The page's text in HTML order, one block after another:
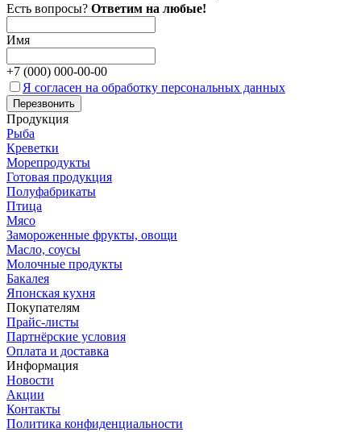
Есть вопросы? Ответим на любые!
Имя
+7 (000) 000-00-00
Я согласен на обработку персональных данных
Продукция
Рыба
Креветки
Морепродукты
Готовая продукция
Полуфабрикаты
Птица
Мясо
Замороженные фрукты, овощи
Масло, соусы
Молочные продукты
Бакалея
Японская кухня
Покупателям
Прайс-листы
Партнёрские условия
Оплата и доставка
Информация
Новости
Акции
Контакты
Политика конфиденциальности